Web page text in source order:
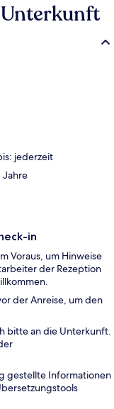
Unterkunft
jederzeit
Jahre
in
Voraus, um Hinweise
der Rezeption
der Anreise, um den
bitte an die Unterkunft.
gestellte Informationen